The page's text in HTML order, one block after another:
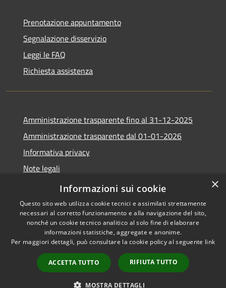
Prenotazione appuntamento
Segnalazione disservizio
Leggi le FAQ
Richiesta assistenza
Amministrazione trasparente fino al 31-12-2025
Amministrazione trasparente dal 01-01-2026
Informativa privacy
Note legali
Dichiarazione di accessibilità
Accessibilità
Copyright © 2026 • Comune di
Villimpenta • Powered by
Municipium•
Accesso
redazione
×
Informazioni sui cookie
Questo sito web utilizza cookie tecnici e assimilati strettamente
necessari al corretto funzionamento e alla navigazione del sito,
nonché un cookie tecnico analitico al solo fine di elaborare
informazioni statistiche, aggregate e anonime.
Per maggiori dettagli, può consultare la cookie policy al seguente link
ACCETTA TUTTO RIFIUTA TUTTO
MOSTRA DETTAGLI